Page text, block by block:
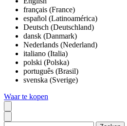
français (France)
español (Latinoamérica)
Deutsch (Deutschland)
dansk (Danmark)
Nederlands (Nederland)
italiano (Italia)
polski (Polska)
português (Brasil)
svenska (Sverige)
Waar te kopen